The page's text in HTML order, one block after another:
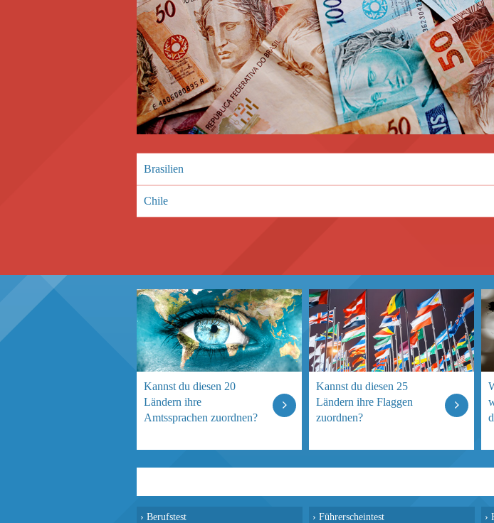
Brasilien
Chile
Kannst du diesen 20
Ländern ihre
Amtssprachen zuordnen?
Kannst du diesen 25
Ländern ihre Flaggen
zuordnen?
› Berufstest › Führerscheintest ›